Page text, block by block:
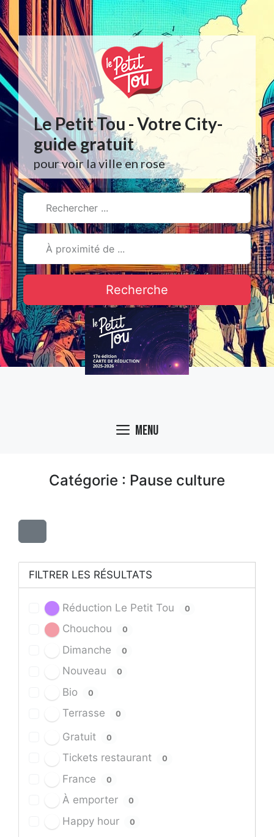
Aller
au
contenu
Le Petit Tou - Votre City-
guide gratuit
pour voir la ville en rose
Recherche
Menu
Catégorie : Pause culture
FILTRER LES RÉSULTATS
Réduction Le Petit Tou 0
Chouchou 0
Dimanche 0
Nouveau 0
Bio 0
Terrasse 0
Gratuit 0
Tickets restaurant 0
France 0
À emporter 0
Happy hour 0